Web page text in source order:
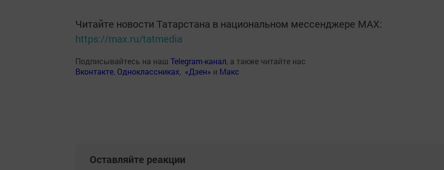
Читайте новости Татарстана в национальном мессенджере MАХ:
https://max.ru/tatmedia
Подписывайтесь на наш Telegram-канал, а также читайте нас
Вконтакте, Одноклассниках, «Дзен» и Макс
Оставляйте реакции